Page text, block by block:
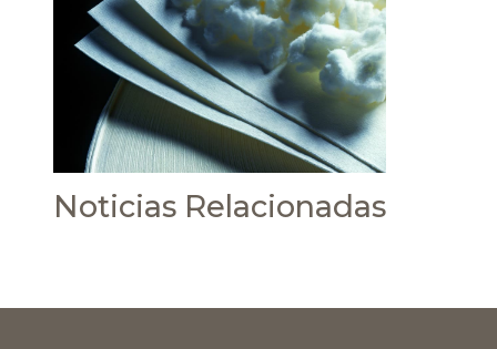
Noticias Relacionadas